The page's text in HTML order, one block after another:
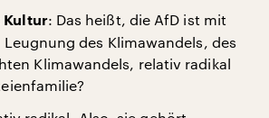
Kultur: Das heißt, die AfD ist mit
des Klimawandels, des
Klimawandels, relativ radikal